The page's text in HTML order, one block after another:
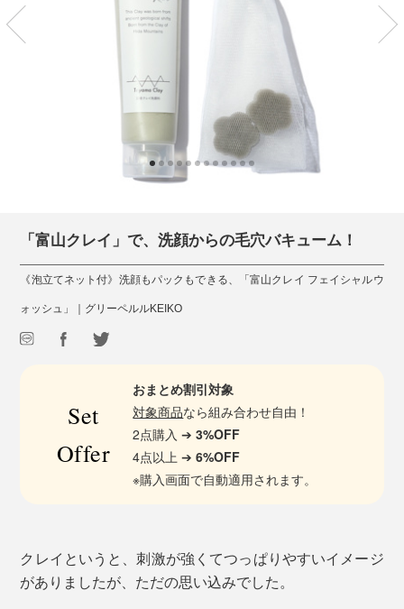
「富山クレイ」で、洗顔からの毛穴バキューム！
《泡立てネット付》洗顔もパックもできる、「富山クレイ フェイシャルウ
ォッシュ」｜グリーペルルKEIKO
Set
Offer
おまとめ割引対象
対象商品なら組み合わせ自由！
2点購入 ➔3%OFF
4点以上 ➔6%OFF
※購入画面で自動適用されます。
クレイというと、刺激が強くてつっぱりやすいイメージ
がありましたが、ただの思い込みでした。